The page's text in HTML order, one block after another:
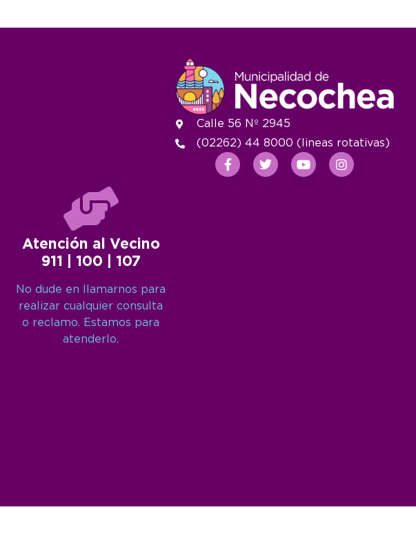
Atención al Vecino
911 | 100 | 107
No dude en llamarnos para
realizar cualquier consulta
o reclamo. Estamos para
atenderlo.
Calle 56 Nº 2945
(02262) 44 8000 (lineas rotativas)